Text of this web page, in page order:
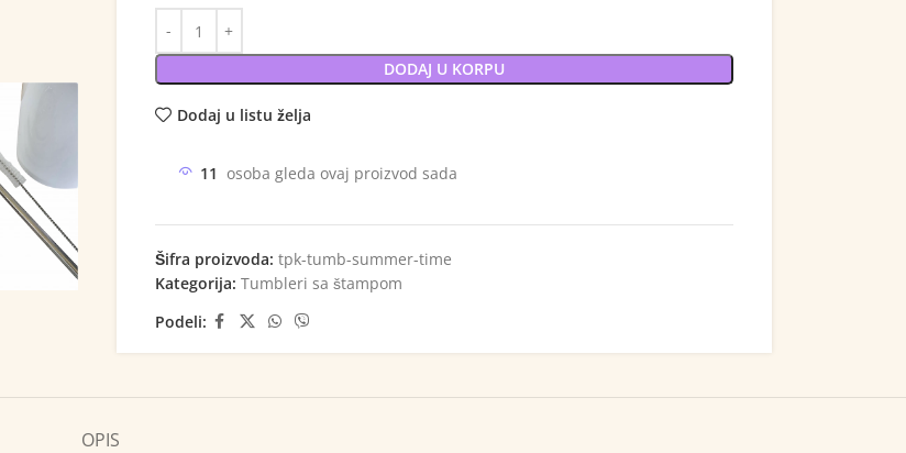
DODAJ U KORPU
Dodaj u listu želja
11 osoba gleda ovaj proizvod sada
Šifra proizvoda: tpk-tumb-summer-time
Kategorija: Tumbleri sa štampom
Podeli:
OPIS